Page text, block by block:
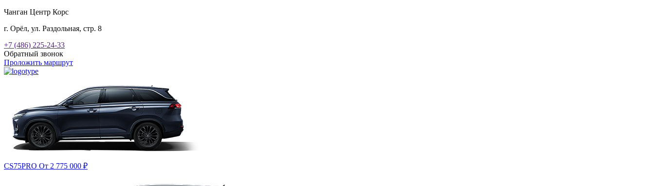
Чанган Центр Корс
г. Орёл, ул. Раздольная, стр. 8
+7 (486) 225-24-33
Обратный звонок
Проложить маршрут
CS75PRO От 2 775 000 ₽